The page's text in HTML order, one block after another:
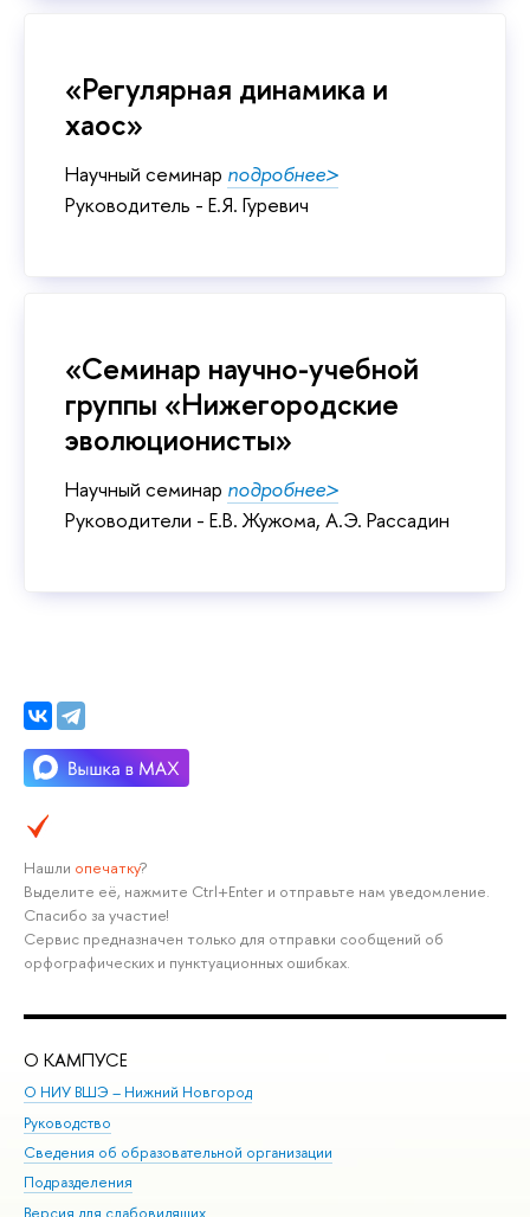
«Регулярная динамика и
хаос»
Научный семинар подробнее>
Руководитель - Е.Я. Гуревич
«Семинар научно-учебной
группы «Нижегородские
эволюционисты»
Научный семинар подробнее>
Руководители - Е.В. Жужома, А.Э. Рассадин
Нашли опечатку?
Выделите её, нажмите Ctrl+Enter и отправьте нам уведомление.
Спасибо за участие!
Сервис предназначен только для отправки сообщений об
орфографических и пунктуационных ошибках.
О КАМПУСЕ
О НИУ ВШЭ – Нижний Новгород
Руководство
Сведения об образовательной организации
Подразделения
Версия для слабовидящих